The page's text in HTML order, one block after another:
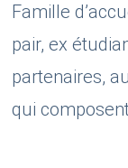
Famille
pair, ex
partenaires,
qui